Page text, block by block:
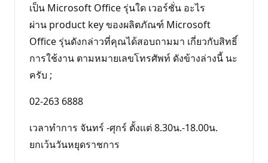
เป็น Microsoft Office รุ่นใด เวอร์ชั่น อะไร
ผ่าน product key ของผลิตภัณฑ์ Microsoft
Office รุ่นดังกล่าวที่คุณได้สอบถามมา เกี่ยวกับสิทธิ์
การใช้งาน ตามหมายเลขโทรศัพท์ ดังข้างล่างนี้ นะ
ครับ ;
02-263 6888
เวลาทำการ จันทร์ -ศุกร์ ตั้งเเต่ 8.30น.-18.00น.
ยกเว้นวันหยุดราชการ